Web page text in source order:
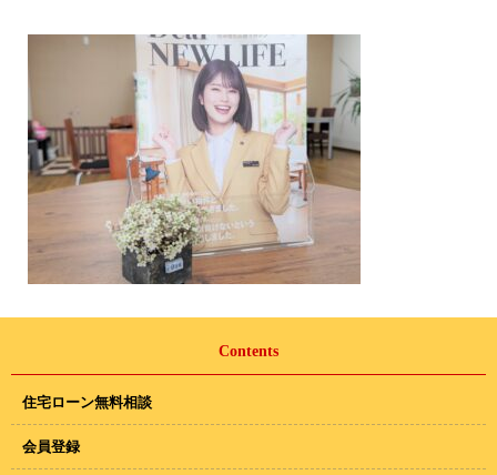
Contents
住宅ローン無料相談
会員登録